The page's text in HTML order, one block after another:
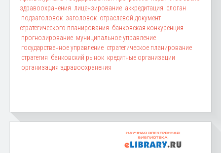
здравоохранения лицензирование аккредитация слоган
подзаголовок заголовок отраслевой документ
стратегического планирования банковская конкуренция
прогнозирование муниципальное управление
государственное управление стратегическое планирование
стратегия банковский рынок кредитные организации
организация здравоохранения